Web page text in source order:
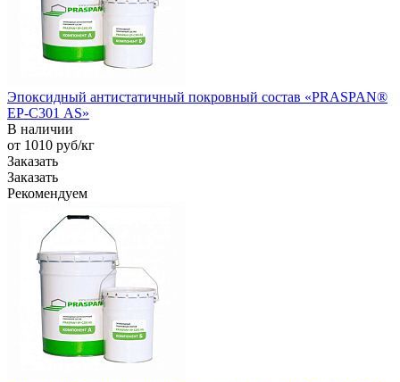
Эпоксидный антистатичный покровный состав «PRASPAN®
EP-С301 AS»
В наличии
от 1010 руб/кг
Заказать
Заказать
Рекомендуем